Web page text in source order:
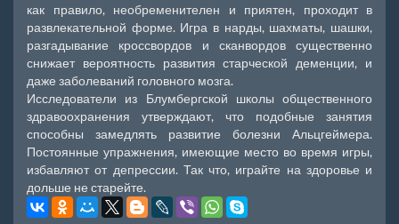
как правило, необременителен и приятен, проходит в
развлекательной форме. Игра в нарды, шахматы, шашки,
разгадывание кроссвордов и сканвордов существенно
снижает вероятность развития старческой деменции, и
даже заболеваний головного мозга.
Исследователи из Блумбергской школы общественного
здравоохранения утверждают, что подобные занятия
способны замедлять развитие болезни Альцгеймера.
Постоянные упражнения, имеющие место во время игры,
избавляют от депрессии. Так что, играйте на здоровье и
дольше не старейте.